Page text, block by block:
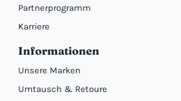
Partnerprogramm
Karriere
Informationen
Unsere Marken
Umtausch & Retoure